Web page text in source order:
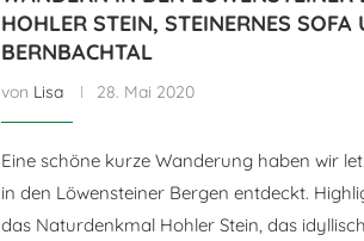
HOHLER STEIN, STEINERNES SOFA
BERNBACHTAL
von Lisa 28. Mai 2020
Eine schöne kurze Wanderung haben wir
in den Löwensteiner Bergen entdeckt.
das Naturdenkmal Hohler Stein, das